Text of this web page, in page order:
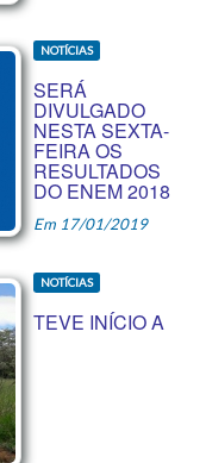
NOTÍCIAS
SERÁ
DIVULGADO
NESTA SEXTA-
FEIRA OS
RESULTADOS
DO ENEM 2018
Em 17/01/2019
NOTÍCIAS
TEVE INÍCIO A